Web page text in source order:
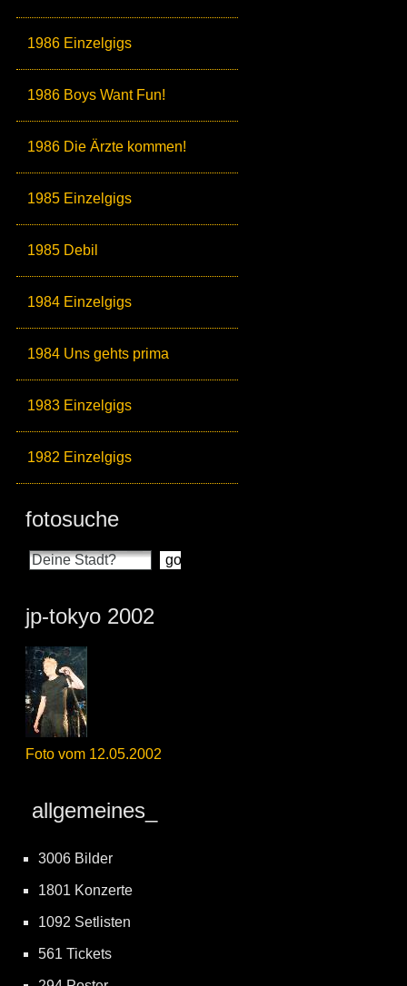
1986 Einzelgigs
1986 Boys Want Fun!
1986 Die Ärzte kommen!
1985 Einzelgigs
1985 Debil
1984 Einzelgigs
1984 Uns gehts prima
1983 Einzelgigs
1982 Einzelgigs
fotosuche
jp-tokyo 2002
Foto vom 12.05.2002
allgemeines_
3006 Bilder
1801 Konzerte
1092 Setlisten
561 Tickets